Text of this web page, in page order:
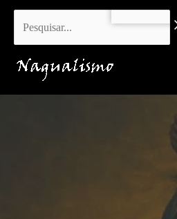
conteúdo